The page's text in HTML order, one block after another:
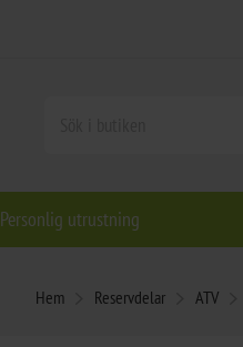
Personlig utrustning
Hem Reservdelar ATV